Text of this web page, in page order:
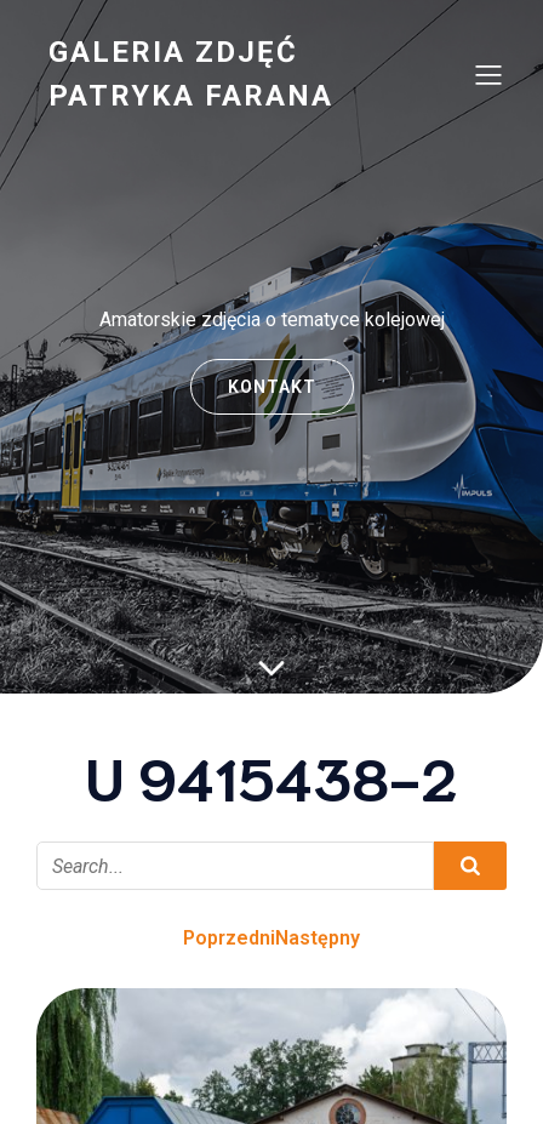
GALERIA ZDJĘĆ
PATRYKA FARANA
Amatorskie zdjęcia o tematyce kolejowej
KONTAKT
U 9415438-2
PoprzedniNastępny